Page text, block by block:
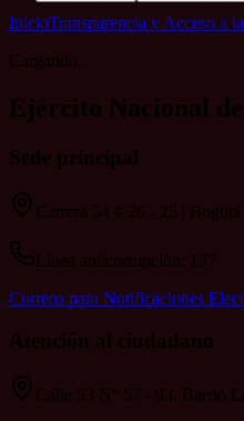
InicioTransparencia y Acceso a
Cargando...
Ejército Nacional
Sede principal
Carrera 54 # 26 - 25 | Bogotá
Línea anticorrupción: 157
Correos para Notificaciones
Atención al ciudadano
Calle 53 N° 57 - 93, Barrio